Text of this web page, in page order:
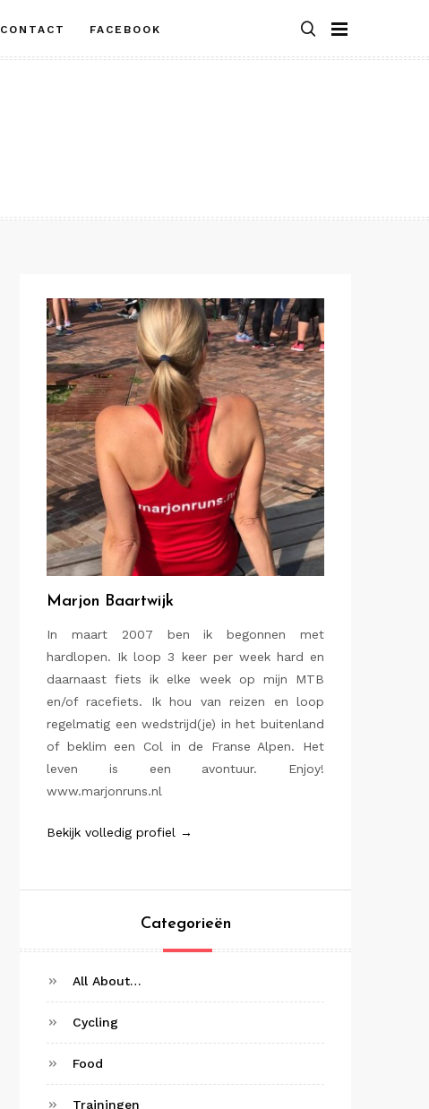
CONTACT FACEBOOK
Marjon Baartwijk
In maart 2007 ben ik begonnen met
hardlopen. Ik loop 3 keer per week hard en
daarnaast fiets ik elke week op mijn MTB
en/of racefiets. Ik hou van reizen en loop
regelmatig een wedstrijd(je) in het buitenland
of beklim een Col in de Franse Alpen. Het
leven is een avontuur. Enjoy!
www.marjonruns.nl
Bekijk volledig profiel →
Categorieën
All About…
Cycling
Food
Trainingen